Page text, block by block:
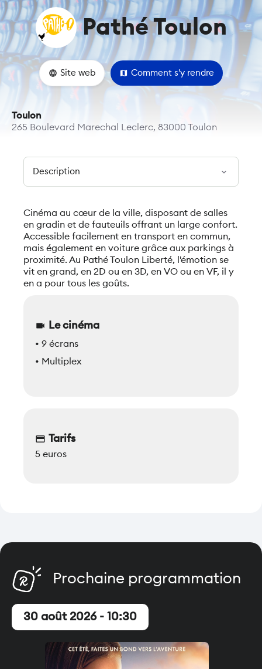
Pathé Toulon
language Site web map Comment s'y rendre
Toulon
265 Boulevard Marechal Leclerc, 83000 Toulon
expand_more
Cinéma au cœur de la ville, disposant de salles
en gradin et de fauteuils offrant un large confort.
Accessible facilement en transport en commun,
mais également en voiture grâce aux parkings à
proximité. Au Pathé Toulon Liberté, l'émotion se
vit en grand, en 2D ou en 3D, en VO ou en VF, il y
en a pour tous les goûts.
videocam Le cinéma
• 9 écrans
• Multiplex
credit_card Tarifs
5 euros
Prochaine programmation
30 août 2026 - 10:30